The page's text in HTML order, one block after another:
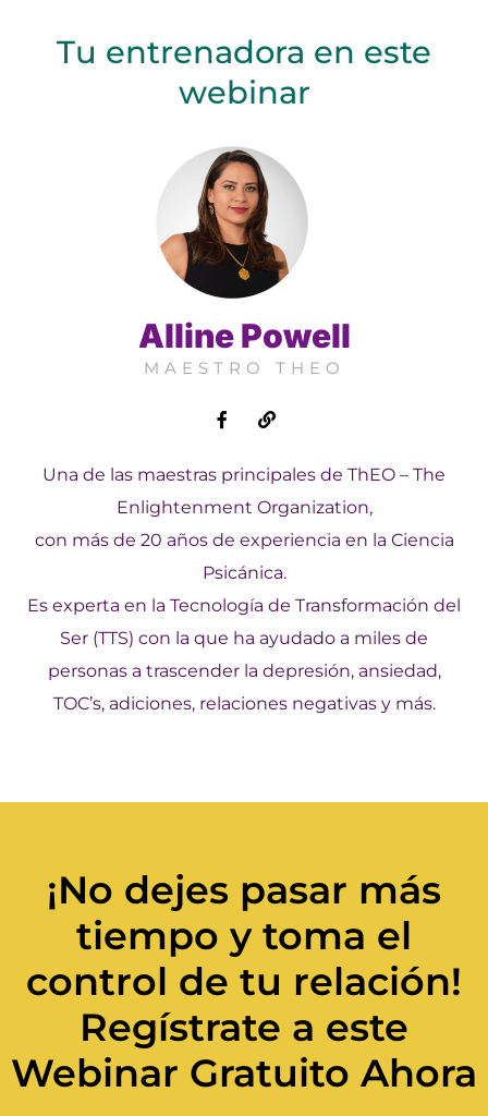
Tu entrenadora en este
webinar
Alline Powell
MAESTRO THEO
Una de las maestras principales de ThEO – The
Enlightenment Organization,
con más de 20 años de experiencia en la Ciencia
Psicánica.
Es experta en la Tecnología de Transformación del
Ser (TTS) con la que ha ayudado a miles de
personas a trascender la depresión, ansiedad,
TOC’s, adiciones, relaciones negativas y más.
¡No dejes pasar más
tiempo y toma el
control de tu relación!
Regístrate a este
Webinar Gratuito Ahora